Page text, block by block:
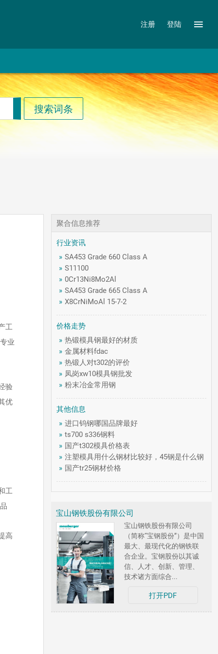
注册 登陆
工
业
验
优
工
高
聚合信息推荐
行业资讯
» SA453 Grade 660 Class A
» S11100
» 0Cr13Ni8Mo2Al
» SA453 Grade 665 Class A
» X8CrNiMoAl 15-7-2
价格走势
» 热锻模具钢最好的材质
» 金属材料fdac
» 热锻人对t302的评价
» 凤岗xw10模具钢批发
» 粉末冶金常用钢
其他信息
» 进口钨钢哪国品牌最好
» ts700 s336钢料
» 国产t302模具价格表
» 注塑模具用什么钢材比较好，45钢是什么钢
» 国产tr25钢材价格
宝山钢铁股份有限公司
宝山钢铁股份有限公司
（简称“宝钢股份”）是中国
最大、最现代化的钢铁联
合企业。宝钢股份以其诚
信、人才、创新、管理、
技术诸方面综合...
打开PDF